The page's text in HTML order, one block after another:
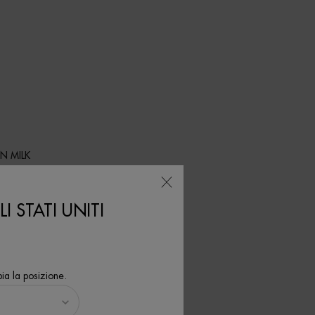
MILK
STATI UNITI
la posizione.